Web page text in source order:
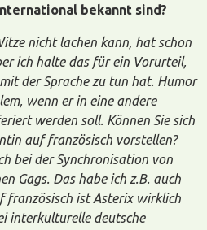
bekannt sind?
nicht lachen kann, hat schon
ich halte das für ein Vorurteil,
der Sprache zu tun hat. Humor
wenn er in eine andere
werden soll. Können Sie sich
auf französisch vorstellen?
bei der Synchronisation von
Gags. Das habe ich z.B. auch
französisch ist Asterix wirklich
interkulturelle deutsche